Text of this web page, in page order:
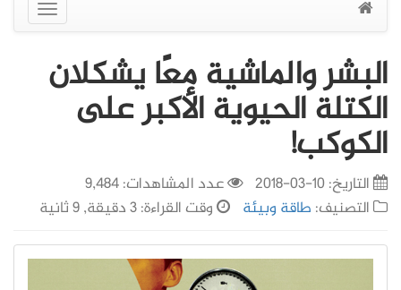
عرض
القائمة
البشر والماشية معًا يشكلان
الكتلة الحيوية الأكبر على
الكوكب!
التاريخ:10-03-2018
عدد المشاهدات: 9,484
التصنيف: طاقة وبيئة وقت القراءة: 3 دقيقة, 9 ثانية